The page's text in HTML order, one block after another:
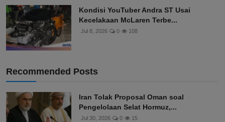
Kondisi YouTuber Andra ST Usai
Kecelakaan McLaren Terbe...
Jul 8, 2026 0 108
Recommended Posts
Iran Tolak Proposal Oman soal
Pengelolaan Selat Hormuz,...
Jul 30, 2026 0 15